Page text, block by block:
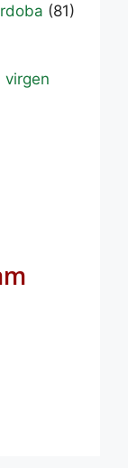
(81)
virgen